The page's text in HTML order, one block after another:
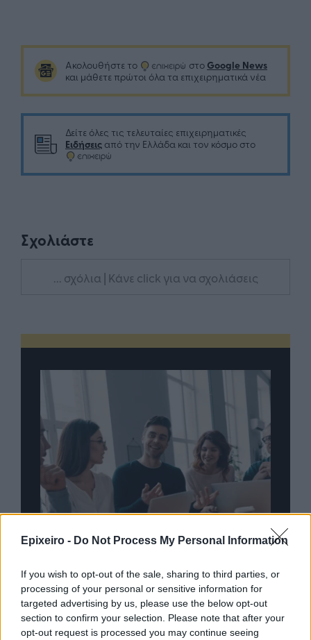
Epixeiro - Do Not Process My Personal Information
If you wish to opt-out of the sale, sharing to third parties, or
processing of your personal or sensitive information for
targeted advertising by us, please use the below opt-out
section to confirm your selection. Please note that after your
opt-out request is processed you may continue seeing
Ακολουθήστε το στο Google News
και μάθετε πρώτοι όλα τα επιχειρηματικά νέα
Δείτε όλες τις τελευταίες επιχειρηματικές
Ειδήσεις από την Ελλάδα και τον κόσμο στο
Σχολιάστε
... σχόλια | Κάνε click για να σχολιάσεις
TP Greece: Πώς διαμορφώνεται το
μέλλον του Insurance στην εποχή του AI
Η